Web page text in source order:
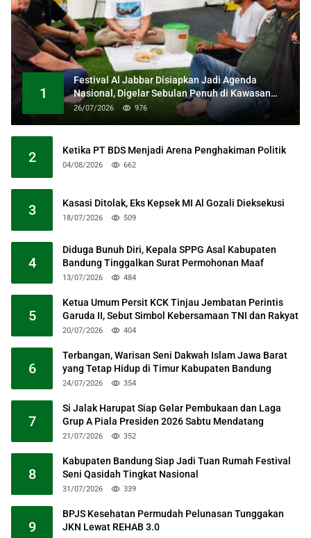
1
Festival Al Jabbar Disiapkan Jadi Agenda
Nasional, Digelar Sebulan Penuh di Kawasan
Masjid Raya Al Jabbar
26/07/2026 976
2 Ketika PT BDS Menjadi Arena Penghakiman Politik
04/08/2026 662
3 Kasasi Ditolak, Eks Kepsek MI Al Gozali Dieksekusi
18/07/2026 509
4
Diduga Bunuh Diri, Kepala SPPG Asal Kabupaten
Bandung Tinggalkan Surat Permohonan Maaf
13/07/2026 484
5
Ketua Umum Persit KCK Tinjau Jembatan Perintis
Garuda II, Sebut Simbol Kebersamaan TNI dan Rakyat
20/07/2026 404
6
Terbangan, Warisan Seni Dakwah Islam Jawa Barat
yang Tetap Hidup di Timur Kabupaten Bandung
24/07/2026 354
7
Si Jalak Harupat Siap Gelar Pembukaan dan Laga
Grup A Piala Presiden 2026 Sabtu Mendatang
21/07/2026 352
8
Kabupaten Bandung Siap Jadi Tuan Rumah Festival
Seni Qasidah Tingkat Nasional
31/07/2026 339
9
BPJS Kesehatan Permudah Pelunasan Tunggakan
JKN Lewat REHAB 3.0